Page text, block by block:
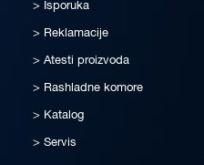
Isporuka
Reklamacije
Atesti proizvoda
Rashladne komore
Katalog
Servis